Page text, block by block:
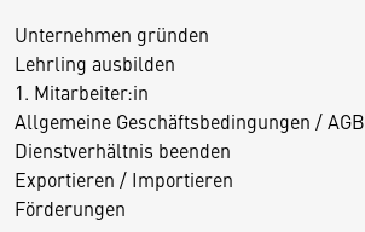
Unternehmen gründen
Lehrling ausbilden
1. Mitarbeiter:in
Allgemeine Geschäftsbedingungen / AGB
Dienstverhältnis beenden
Exportieren / Importieren
Förderungen